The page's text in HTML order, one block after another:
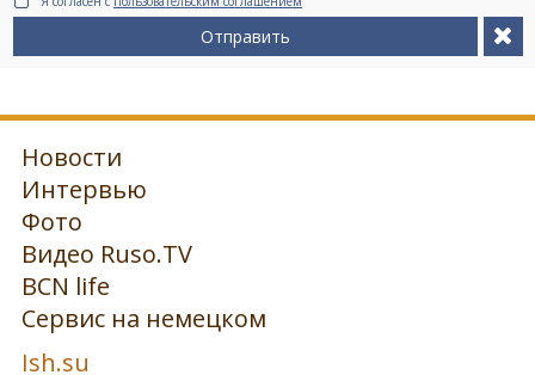
Отправить
Новости
Интервью
Фото
Видео Ruso.TV
BCN life
Сервис на немецком
Ish.su